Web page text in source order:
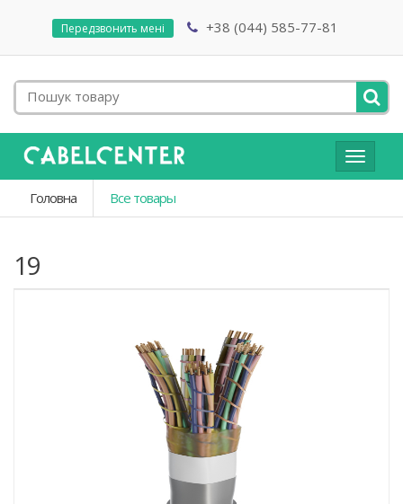
Передзвонить мені +38 (044) 585-77-81
Toggle
Головна
Все товары
19